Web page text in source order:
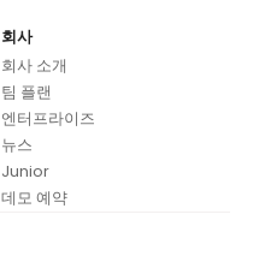
회사
회사 소개
팀 플랜
엔터프라이즈
뉴스
Junior
데모 예약